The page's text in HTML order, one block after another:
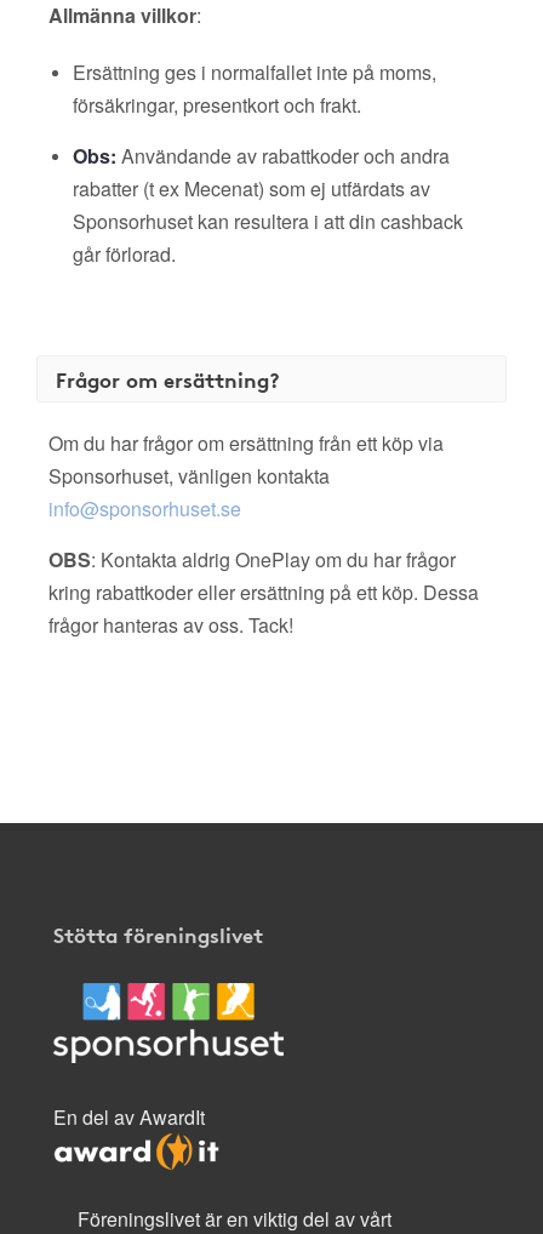
Allmänna villkor:
Ersättning ges i normalfallet inte på moms,
försäkringar, presentkort och frakt.
Obs: Användande av rabattkoder och andra
rabatter (t ex Mecenat) som ej utfärdats av
Sponsorhuset kan resultera i att din cashback
går förlorad.
Frågor om ersättning?
Om du har frågor om ersättning från ett köp via
Sponsorhuset, vänligen kontakta
info@sponsorhuset.se
OBS: Kontakta aldrig OnePlay om du har frågor
kring rabattkoder eller ersättning på ett köp. Dessa
frågor hanteras av oss. Tack!
Stötta föreningslivet
En del av AwardIt
Föreningslivet är en viktig del av vårt